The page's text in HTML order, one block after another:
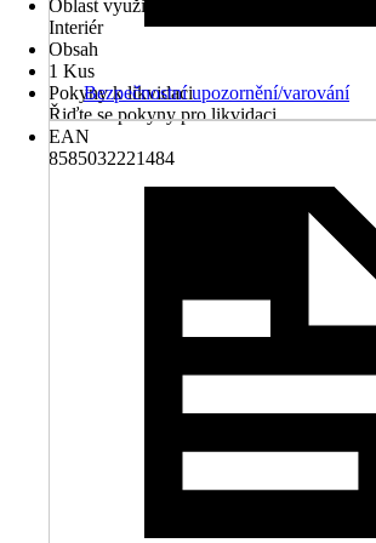
Oblast využití
Interiér
Obsah
1 Kus
Pokyny k likvidaci
Řiďte se pokyny pro likvidaci
EAN
8585032221484
Bezpečnostní upozornění/varování